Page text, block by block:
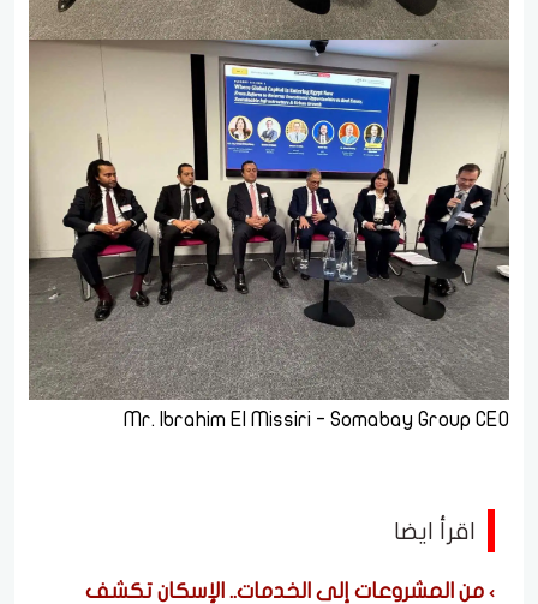
Mr. Ibrahim El Missiri - Somabay Group CEO
اقرأ ايضا
من المشروعات إلى الخدمات.. الإسكان تكشف